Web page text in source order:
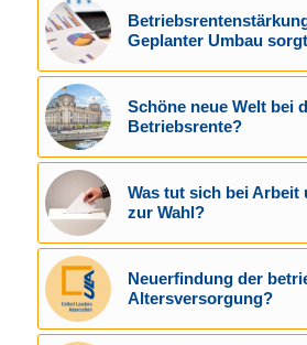
Geplanter Umbau
Schöne neue Welt bei
Betriebsrente?
Was tut sich bei Arbeit
zur Wahl?
Neuerfindung der
Altersversorgung?